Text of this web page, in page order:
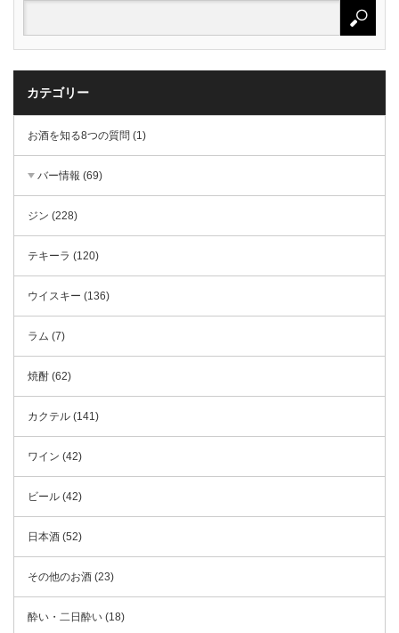
カテゴリー
お酒を知る8つの質問 (1)
バー情報 (69)
ジン (228)
テキーラ (120)
ウイスキー (136)
ラム (7)
焼酎 (62)
カクテル (141)
ワイン (42)
ビール (42)
日本酒 (52)
その他のお酒 (23)
酔い・二日酔い (18)